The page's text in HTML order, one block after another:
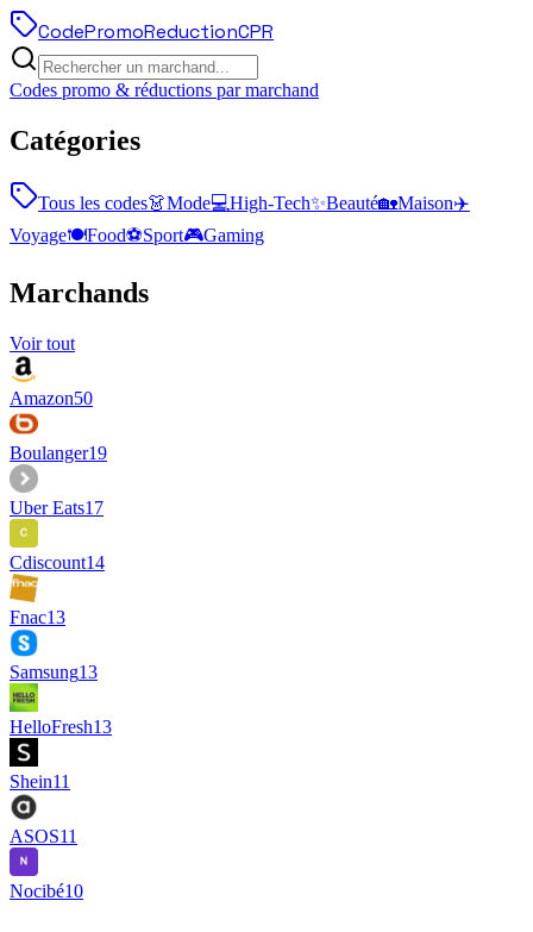
CodePromoReductionCPR
Codes promo & réductions par marchand
Catégories
Tous les codes👗Mode💻High-Tech✨Beauté🏡Maison✈️
Voyage🍽️Food⚽Sport🎮Gaming
Marchands
Voir tout
Amazon50
Boulanger19
Uber Eats17
Cdiscount14
Fnac13
Samsung13
HelloFresh13
Shein11
ASOS11
Nocibé10